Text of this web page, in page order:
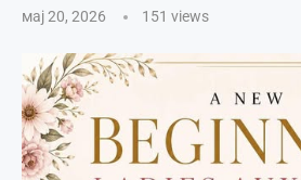
мај 20, 2026 151 views